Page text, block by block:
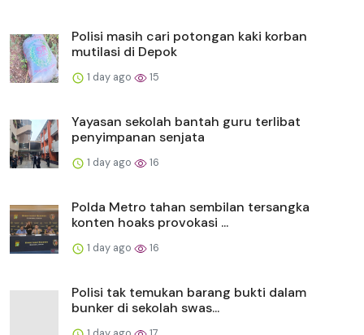
Polisi masih cari potongan kaki korban
mutilasi di Depok
1 day ago 15
Yayasan sekolah bantah guru terlibat
penyimpanan senjata
1 day ago 16
Polda Metro tahan sembilan tersangka
konten hoaks provokasi ...
1 day ago 16
Polisi tak temukan barang bukti dalam
bunker di sekolah swas...